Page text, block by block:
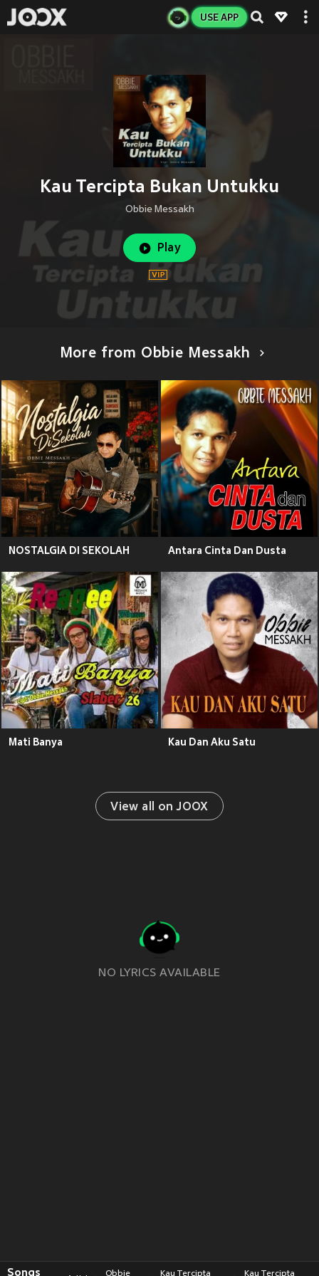
USE APP
Kau Tercipta Bukan Untukku
Obbie Messakh
Play
More from Obbie Messakh
NOSTALGIA DI SEKOLAH Antara Cinta Dan Dusta
Mati Banya Kau Dan Aku Satu
View all on JOOX
NO LYRICS AVAILABLE
Songs Obbie Kau Tercipta Kau Tercipta